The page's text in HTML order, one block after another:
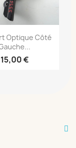
Optique Côté
15,00 €